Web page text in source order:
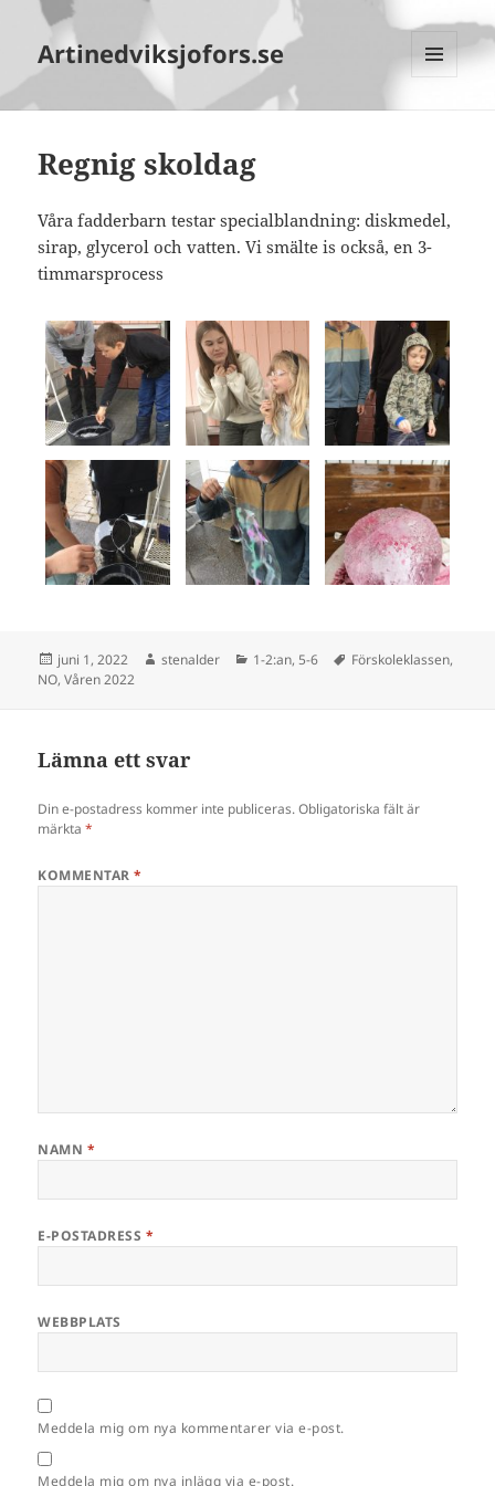
Artinedviksjofors.se
Regnig skoldag
Våra fadderbarn testar specialblandning: diskmedel,
sirap, glycerol och vatten. Vi smälte is också, en 3-
timmarsprocess
Postat
juni 1, 2022 Författare
stenalder Kategorier
1-2:an,5-6 Taggar
Förskoleklassen,
NO,Våren 2022
Lämna ett svar
Din e-postadress kommer inte publiceras. Obligatoriska fält är
märkta*
KOMMENTAR*
NAMN *
E-POSTADRESS *
WEBBPLATS
Meddela mig om nya kommentarer via e-post.
Meddela mig om nya inlägg via e-post.